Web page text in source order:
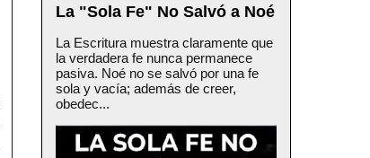
La "Sola Fe" No Salvó a Noé
La Escritura muestra claramente que
la verdadera fe nunca permanece
pasiva. Noé no se salvó por una fe
sola y vacía; además de creer,
obedec...